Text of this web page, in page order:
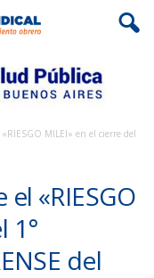
MILEI» en el cierre del
«RIESGO
1°
del